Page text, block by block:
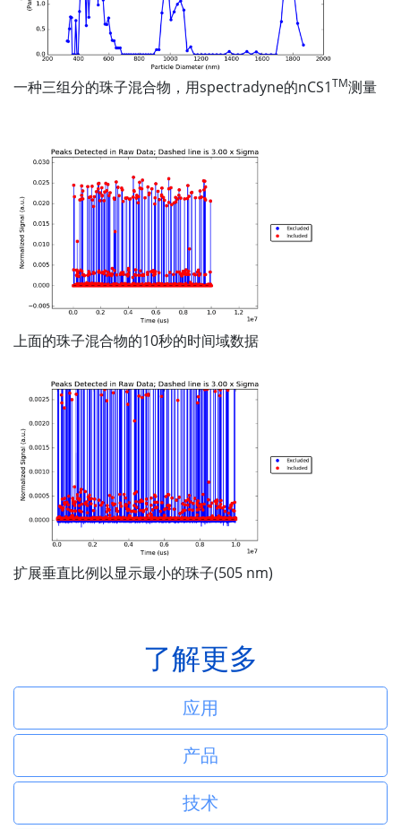
一种三组分的珠子混合物，用spectradyne的nCS1TM测量
上面的珠子混合物的10秒的时间域数据
扩展垂直比例以显示最小的珠子(505 nm)
了解更多
应用
产品
技术